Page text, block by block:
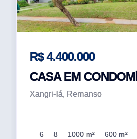
R$ 4.400.000
CASA EM
Xangri-lá, Remanso
6 8 1000 m² 600 m²